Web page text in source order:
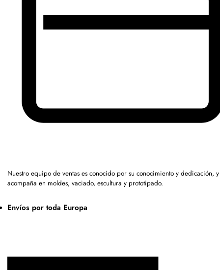
Nuestro equipo de ventas es conocido por su conocimiento y dedicación,
acompaña en moldes, vaciado, escultura y prototipado.
Envíos por toda Europa